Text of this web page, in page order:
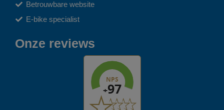
Betrouwbare website
E-bike specialist
Onze reviews